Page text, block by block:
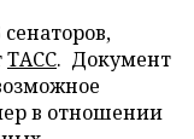
ТАСС. Документ
в отношении